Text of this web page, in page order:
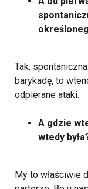
Tak,
barykadę, to
odpierane ataki.
A gdzie
wtedy
My to właściwie